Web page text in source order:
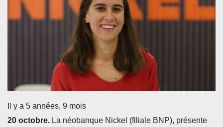
Il y a 5 années, 9 mois
20 octobre. La néobanque Nickel (filiale BNP), présente